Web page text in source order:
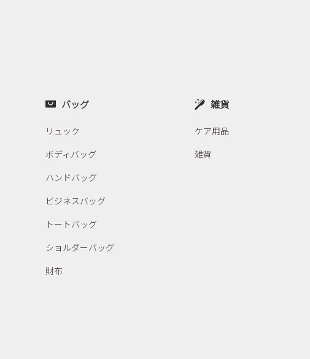
バッグ
リュック
ボディバッグ
ハンドバッグ
ビジネスバッグ
トートバッグ
ショルダーバッグ
財布
雑貨
ケア用品
雑貨